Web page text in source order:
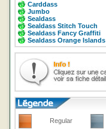
Carddass
Jumbo
Sealdass
Sealdass Stitch Touch
Sealdass Fancy Graffiti
Sealdass Orange Islands
Regular